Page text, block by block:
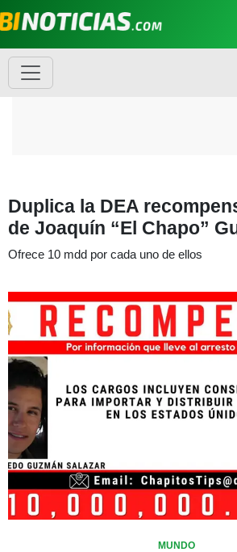
Duplica la DEA
de Joaquín “El Chapo”
Ofrece 10 mdd por cada uno de ellos
MUNDO